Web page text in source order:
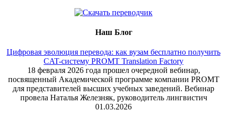
Наш Блог
Цифровая эволюция перевода: как вузам бесплатно получить
CAT-систему PROMT Translation Factory
18 февраля 2026 года прошел очередной вебинар,
посвященный Академической программе компании PROMT
для представителей высших учебных заведений. Вебинар
провела Наталья Железняк, руководитель лингвистич
01.03.2026